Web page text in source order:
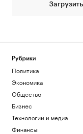
Рубрики
Политика
Экономика
Общество
Бизнес
Технологии и медиа
Финансы